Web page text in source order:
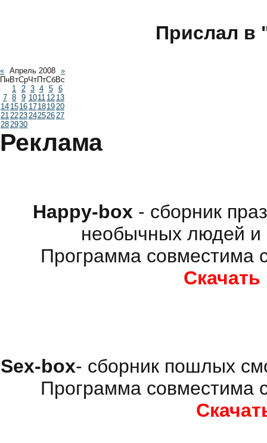
Прислал в
« Апрель 2008 »
ПнВтСрЧтПтСбВс
1 2 3 4 5
6
7 8 9 1011 12 13
14 1516 17181920
21222324252627
282930
Реклама
Happy-box - сборник
необычных людей и
Программа совместима
Sex-box- сборник пошлых
Программа совместима